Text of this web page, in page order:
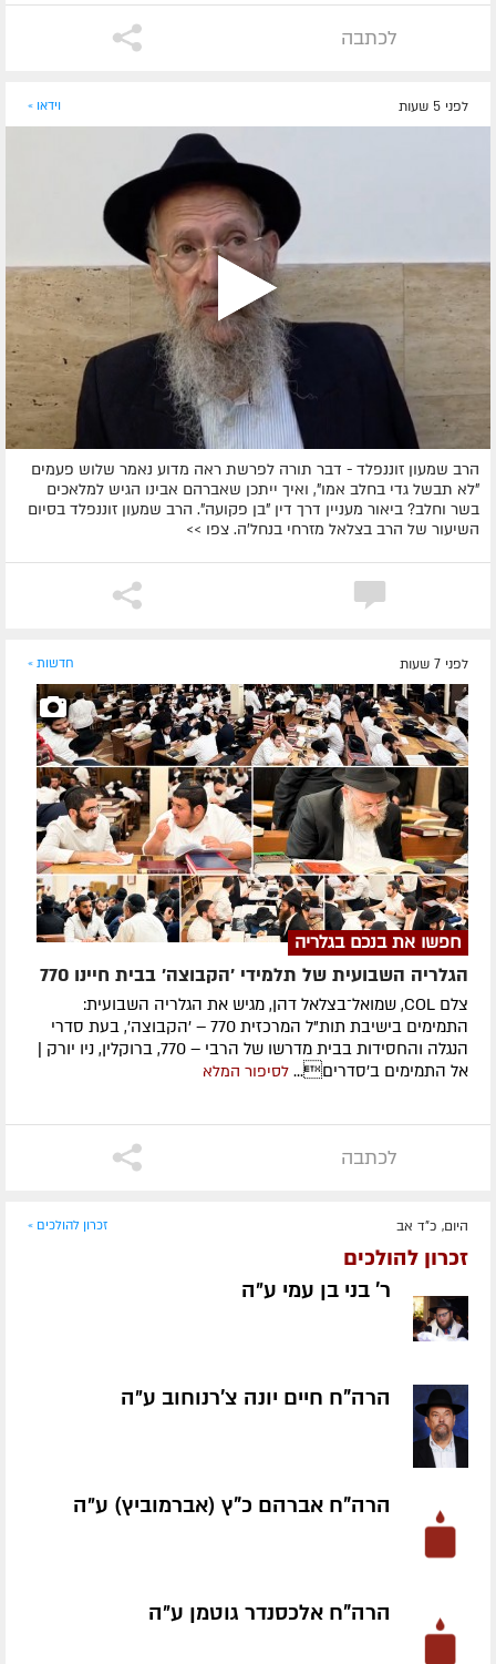
לכתבה
לפני 5 שעות וידאו »
הרב שמעון זוננפלד - דבר תורה לפרשת ראה מדוע נאמר שלוש פעמים
"לא תבשל גדי בחלב אמו", ואיך ייתכן שאברהם אבינו הגיש למלאכים
בשר וחלב? ביאור מעניין דרך דין "בן פקועה". הרב שמעון זוננפלד בסיום
השיעור של הרב בצלאל מזרחי בנחל'ה. צפו >>
לפני 7 שעות חדשות »
חפשו את בנכם בגלריה
הגלריה השבועית של תלמידי 'הקבוצה' בבית חיינו 770
צלם COL, שמואל־בצלאל דהן, מגיש את הגלריה השבועית:
התמימים בישיבת תות"ל המרכזית 770 – 'הקבוצה', בעת סדרי
הנגלה והחסידות בבית מדרשו של הרבי – 770, ברוקלין, ניו יורק |
אל התמימים ב'סדרים... לסיפור המלא
לכתבה
היום, כ"ד אב זכרון להולכים »
זכרון להולכים
ר' בני בן עמי ע״ה
הרה"ח חיים יונה צ'רנוחוב ע״ה
הרה"ח אברהם כ"ץ (אברמוביץ) ע״ה
הרה"ח אלכסנדר גוטמן ע״ה